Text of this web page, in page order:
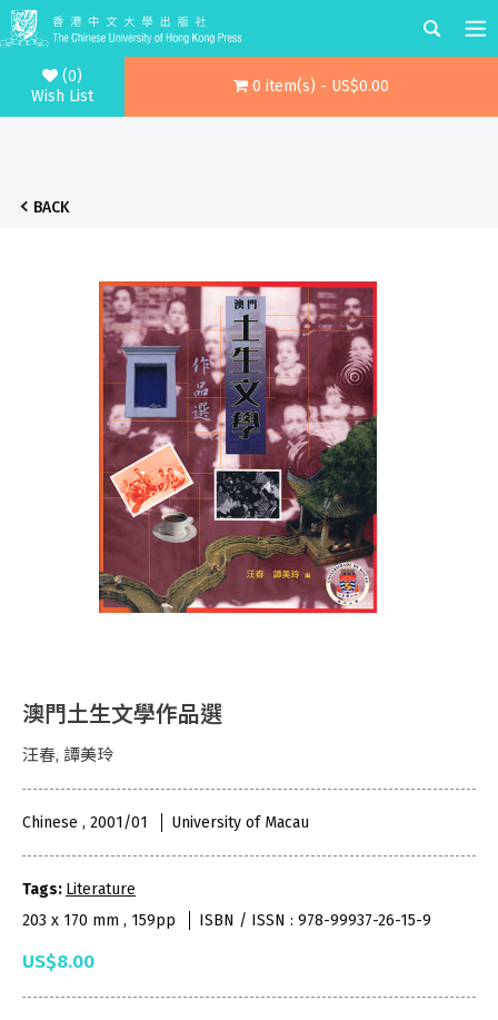
(0)
Wish List
0 item(s) - US$0.00
BACK
澳門土生文學作品選
汪春, 譚美玲
Chinese , 2001/01 University of Macau
Tags: Literature
203 x 170 mm , 159pp
ISBN / ISSN : 978-99937-26-15-9
US$8.00